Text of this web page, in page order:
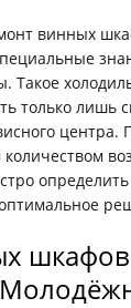
винных
Такое
только лишь
центра.